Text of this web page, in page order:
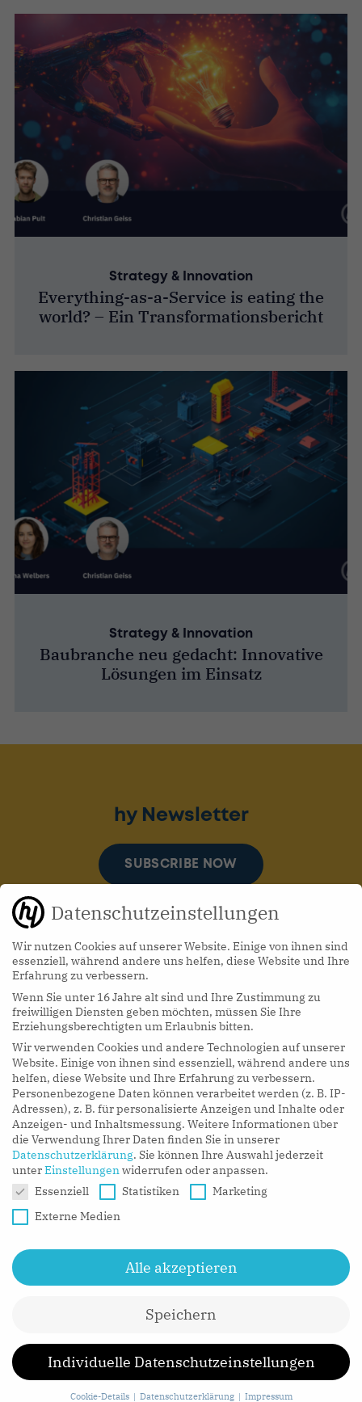
Strategy & Innovation
Everything-as-a-Service is eating the
world? – Ein Transformationsbericht
Strategy & Innovation
Baubranche neu gedacht: Innovative
Lösungen im Einsatz
hy Podcasts
LISTEN NOW
hy Newsletter
SUBSCRIBE NOW
Datenschutzeinstellungen
Wir nutzen Cookies auf unserer Website. Einige von ihnen sind
essenziell, während andere uns helfen, diese Website und Ihre
Erfahrung zu verbessern.
Wenn Sie unter 16 Jahre alt sind und Ihre Zustimmung zu
freiwilligen Diensten geben möchten, müssen Sie Ihre
Erziehungsberechtigten um Erlaubnis bitten.
Wir verwenden Cookies und andere Technologien auf unserer
Website. Einige von ihnen sind essenziell, während andere uns
helfen, diese Website und Ihre Erfahrung zu verbessern.
Personenbezogene Daten können verarbeitet werden (z. B. IP-
Adressen), z. B. für personalisierte Anzeigen und Inhalte oder
Anzeigen- und Inhaltsmessung. Weitere Informationen über
die Verwendung Ihrer Daten finden Sie in unserer
Datenschutzerklärung. Sie können Ihre Auswahl jederzeit
unterEinstellungenwiderrufen oder anpassen.
Datenschutzeinstellungen
Essenziell Statistiken
Marketing
Externe Medien
Alle akzeptieren
Speichern
Individuelle Datenschutzeinstellungen
Cookie-Details Datenschutzerklärung Impressum